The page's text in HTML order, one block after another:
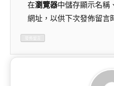
在瀏覽器中儲存顯示名稱
網址，以供下次發佈留言